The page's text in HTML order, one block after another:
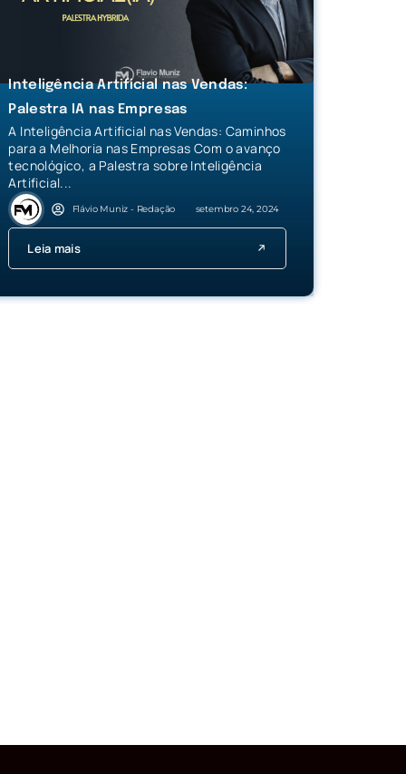
Inteligência Artificial nas Vendas:
Palestra IA nas Empresas
A Inteligência Artificial nas Vendas: Caminhos
para a Melhoria nas Empresas Com o avanço
tecnológico, a Palestra sobre Inteligência
Artificial...
Flávio Muniz - Redação setembro 24, 2024
Leia mais